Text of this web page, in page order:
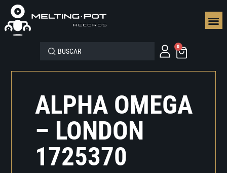
0
ALPHA OMEGA
– LONDON
1725370